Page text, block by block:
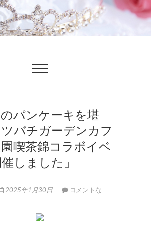
ンブロ
のパンケーキを堪
バチガーデンカフ
喫茶錦コラボイベ
催しました」
2025年1月30日
コメントな